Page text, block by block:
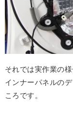
それでは実作業の様
インナーパネルの
ころです。